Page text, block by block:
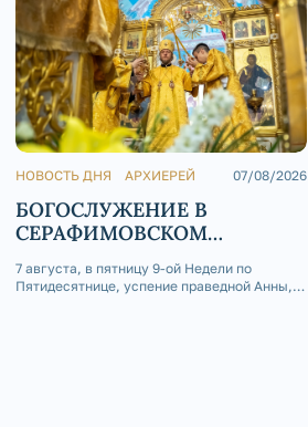
НОВОСТЬ ДНЯ АРХИЕРЕЙ 07/08/2026
БОГОСЛУЖЕНИЕ В
СЕРАФИМОВСКОМ
7 августа, в пятницу 9-ой Недели по
Пятидесятнице, успение праведной Анны,